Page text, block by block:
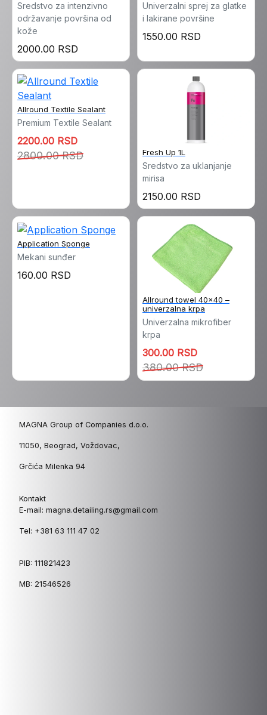
Sredstvo za intenzivno
održavanje površina od
kože
2000.00 RSD
Univerzalni sprej za glatke
i lakirane površine
1550.00 RSD
Allround Textile Sealant
Premium Textile Sealant
2200.00 RSD
2800.00 RSD Fresh Up 1L
Sredstvo za uklanjanje
mirisa
2150.00 RSD
Application Sponge
Mekani sunđer
160.00 RSD
Allround towel 40x40 –
univerzalna krpa
Univerzalna mikrofiber
krpa
300.00 RSD
380.00 RSD
MAGNA Group of Companies d.o.o.
11050, Beograd, Voždovac,
Grčića Milenka 94
Kontakt
E-mail: magna.detailing.rs@gmail.com
Tel: +381 63 111 47 02
PIB: 111821423
MB: 21546526